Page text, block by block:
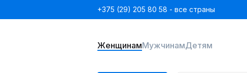
+375 (29) 205 80 58 - все страны
ЖенщинамМужчинамДетям